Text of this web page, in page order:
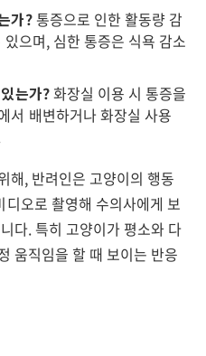
가?통증으로 인한 활동량 감
으며, 심한 통증은 식욕 감소
는가?화장실 이용 시 통증을
서 배변하거나 화장실 사용
해, 반려인은 고양이의 행동
오로 촬영해 수의사에게 보
다. 특히 고양이가 평소와 다
움직임을 할 때 보이는 반응